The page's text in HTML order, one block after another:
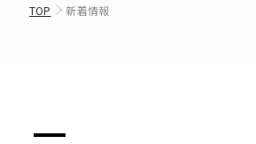
ニュース
TOP 新着情報